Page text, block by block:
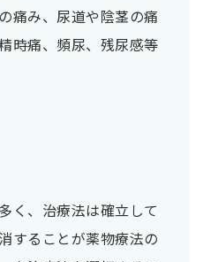
痛み、尿道や陰茎の痛
時痛、頻尿、残尿感等
く、治療法は確立して
することが薬物療法の